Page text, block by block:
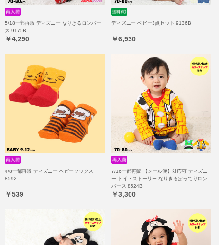
5/18一部再販 ディズニー なりきるロンパー
ス 9175B
￥4,290
ディズニー ベビー3点セット 9136B
￥6,930
4/8一部再販 ディズニー ベビーソックス
8592
￥539
7/16一部再販 【メール便】対応可 ディズニ
ー トイ・ストーリー なりきるぽってりロン
パース 8524B
￥3,300